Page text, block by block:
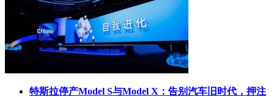
特斯拉停产Model S与Model X：告别汽车旧时代，押注